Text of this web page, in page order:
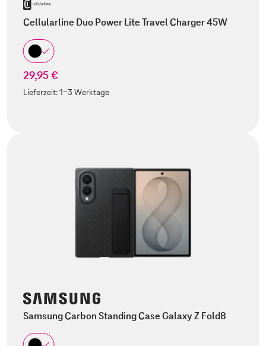
Cellularline Duo Power Lite Travel Charger 45W
29,95 €
Lieferzeit:1-3 Werktage
Samsung Carbon Standing Case Galaxy Z Fold8